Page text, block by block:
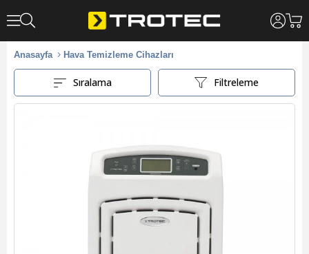
Anasayfa Hava Temizleme Cihazları
Filtreleme
Sıralama